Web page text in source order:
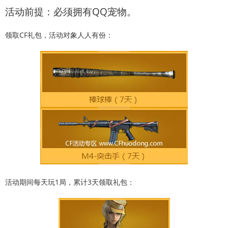
活动前提：必须拥有QQ宠物。
领取CF礼包，活动对象人人有份：
活动期间每天玩1局，累计3天领取礼包：